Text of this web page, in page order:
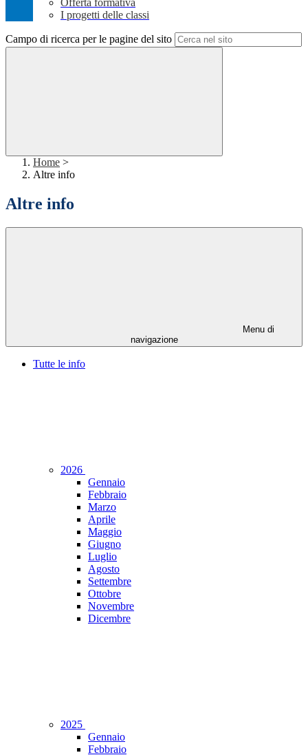
Offerta formativa
I progetti delle classi
Campo di ricerca per le pagine del sito
Home >
Altre info
Altre info
Menu di
navigazione
Tutte le info
2026
Gennaio
Febbraio
Marzo
Aprile
Maggio
Giugno
Luglio
Agosto
Settembre
Ottobre
Novembre
Dicembre
2025
Gennaio
Febbraio